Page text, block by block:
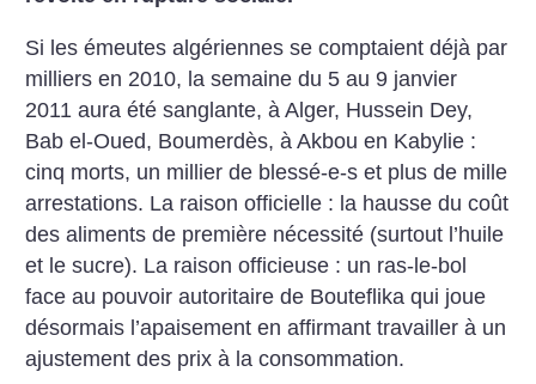
Si les émeutes algériennes se comptaient déjà par
milliers en 2010, la semaine du 5 au 9 janvier
2011 aura été sanglante, à Alger, Hussein Dey,
Bab el-Oued, Boumerdès, à Akbou en Kabylie :
cinq morts, un millier de blessé-e-s et plus de mille
arrestations. La raison officielle : la hausse du coût
des aliments de première nécessité (surtout l’huile
et le sucre). La raison officieuse : un ras-le-bol
face au pouvoir autoritaire de Bouteflika qui joue
désormais l’apaisement en affirmant travailler à un
ajustement des prix à la consommation.